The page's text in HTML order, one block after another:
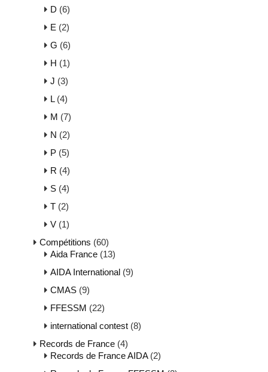
D (6)
E (2)
G (6)
H (1)
J (3)
L(4)
M (7)
N (2)
P (5)
R (4)
S (4)
T (2)
V (1)
Compétitions (60)
Aida France (13)
AIDA International (9)
CMAS (9)
FFESSM (22)
international contest (8)
Records de France (4)
Records de France AIDA(2)